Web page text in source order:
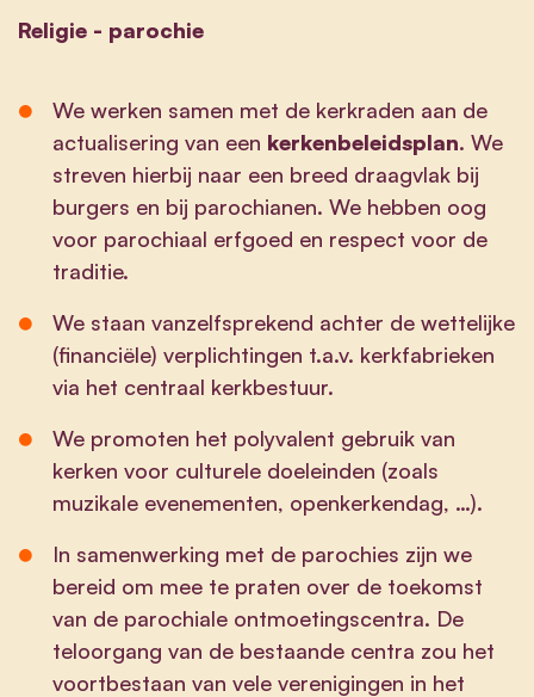
Religie - parochie
We werken samen met de kerkraden aan de
actualisering van een kerkenbeleidsplan. We
streven hierbij naar een breed draagvlak bij
burgers en bij parochianen. We hebben oog
voor parochiaal erfgoed en respect voor de
traditie.
We staan vanzelfsprekend achter de wettelijke
(financiële) verplichtingen t.a.v. kerkfabrieken
via het centraal kerkbestuur.
We promoten het polyvalent gebruik van
kerken voor culturele doeleinden (zoals
muzikale evenementen, openkerkendag, …).
In samenwerking met de parochies zijn we
bereid om mee te praten over de toekomst
van de parochiale ontmoetingscentra. De
teloorgang van de bestaande centra zou het
voortbestaan van vele verenigingen in het